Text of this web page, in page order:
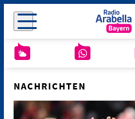
NACHRICHTEN